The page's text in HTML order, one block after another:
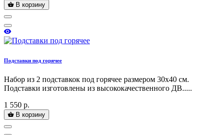
В корзину
Подставки под горячее
Набор из 2 подставкок под горячее размером 30х40 см.
Подставки изготовлены из высококачественного ДВ.....
1 550 р.
В корзину